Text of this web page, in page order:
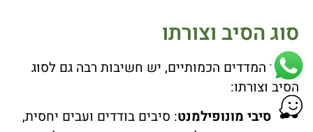
סוג הסיב וצורתו
מלבד המדדים הכמותיים, יש חשיבות רבה גם לסוג
הסיב וצורתו:
סיבי מונופילמנט: סיבים בודדים ועבים יחסית,